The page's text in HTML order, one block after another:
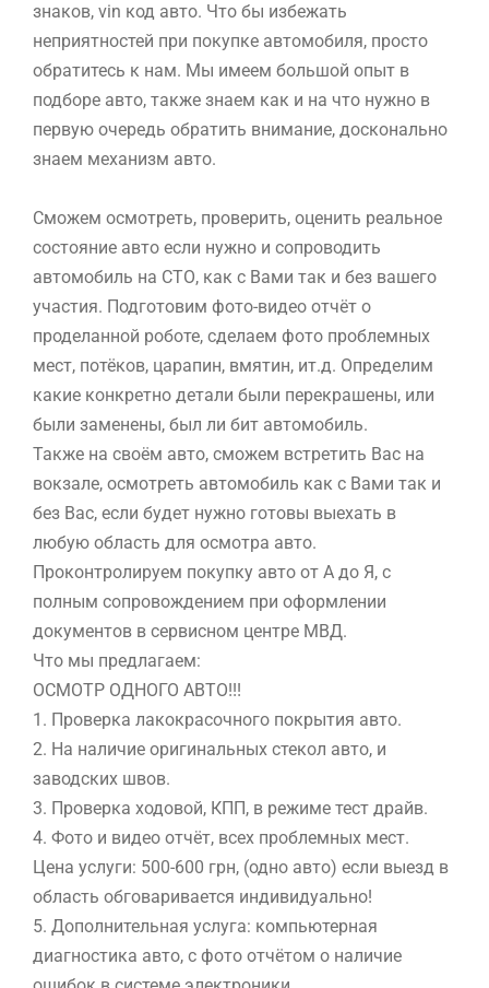
знаков, vin код авто. Что бы избежать
неприятностей при покупке автомобиля, просто
обратитесь к нам. Мы имеем большой опыт в
подборе авто, также знаем как и на что нужно в
первую очередь обратить внимание, досконально
знаем механизм авто.
Сможем осмотреть, проверить, оценить реальное
состояние авто если нужно и сопроводить
автомобиль на СТО, как с Вами так и без вашего
участия. Подготовим фото-видео отчёт о
проделанной роботе, сделаем фото проблемных
мест, потёков, царапин, вмятин, ит.д. Определим
какие конкретно детали были перекрашены, или
были заменены, был ли бит автомобиль.
Также на своём авто, сможем встретить Вас на
вокзале, осмотреть автомобиль как с Вами так и
без Вас, если будет нужно готовы выехать в
любую область для осмотра авто.
Проконтролируем покупку авто от А до Я, с
полным сопровождением при оформлении
документов в сервисном центре МВД.
Что мы предлагаем:
ОСМОТР ОДНОГО АВТО!!!
1. Проверка лакокрасочного покрытия авто.
2. На наличие оригинальных стекол авто, и
заводских швов.
3. Проверка ходовой, КПП, в режиме тест драйв.
4. Фото и видео отчёт, всех проблемных мест.
Цена услуги: 500-600 грн, (одно авто) если выезд в
область обговаривается индивидуально!
5. Дополнительная услуга: компьютерная
диагностика авто, с фото отчётом о наличие